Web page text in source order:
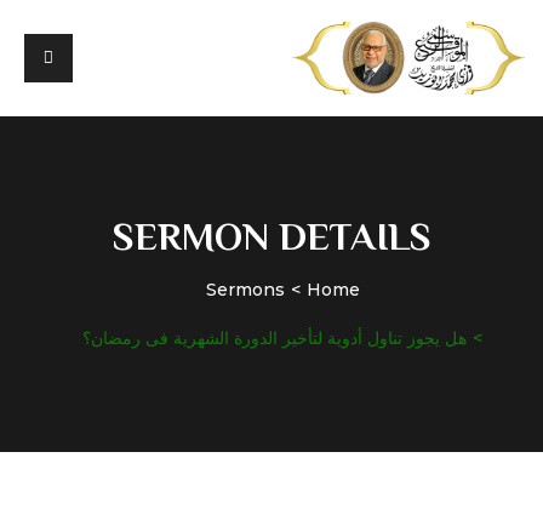
SERMON DETAILS
Home
Sermons
هل يجوز تناول أدوية لتأخير الدورة الشهرية فى رمضان؟